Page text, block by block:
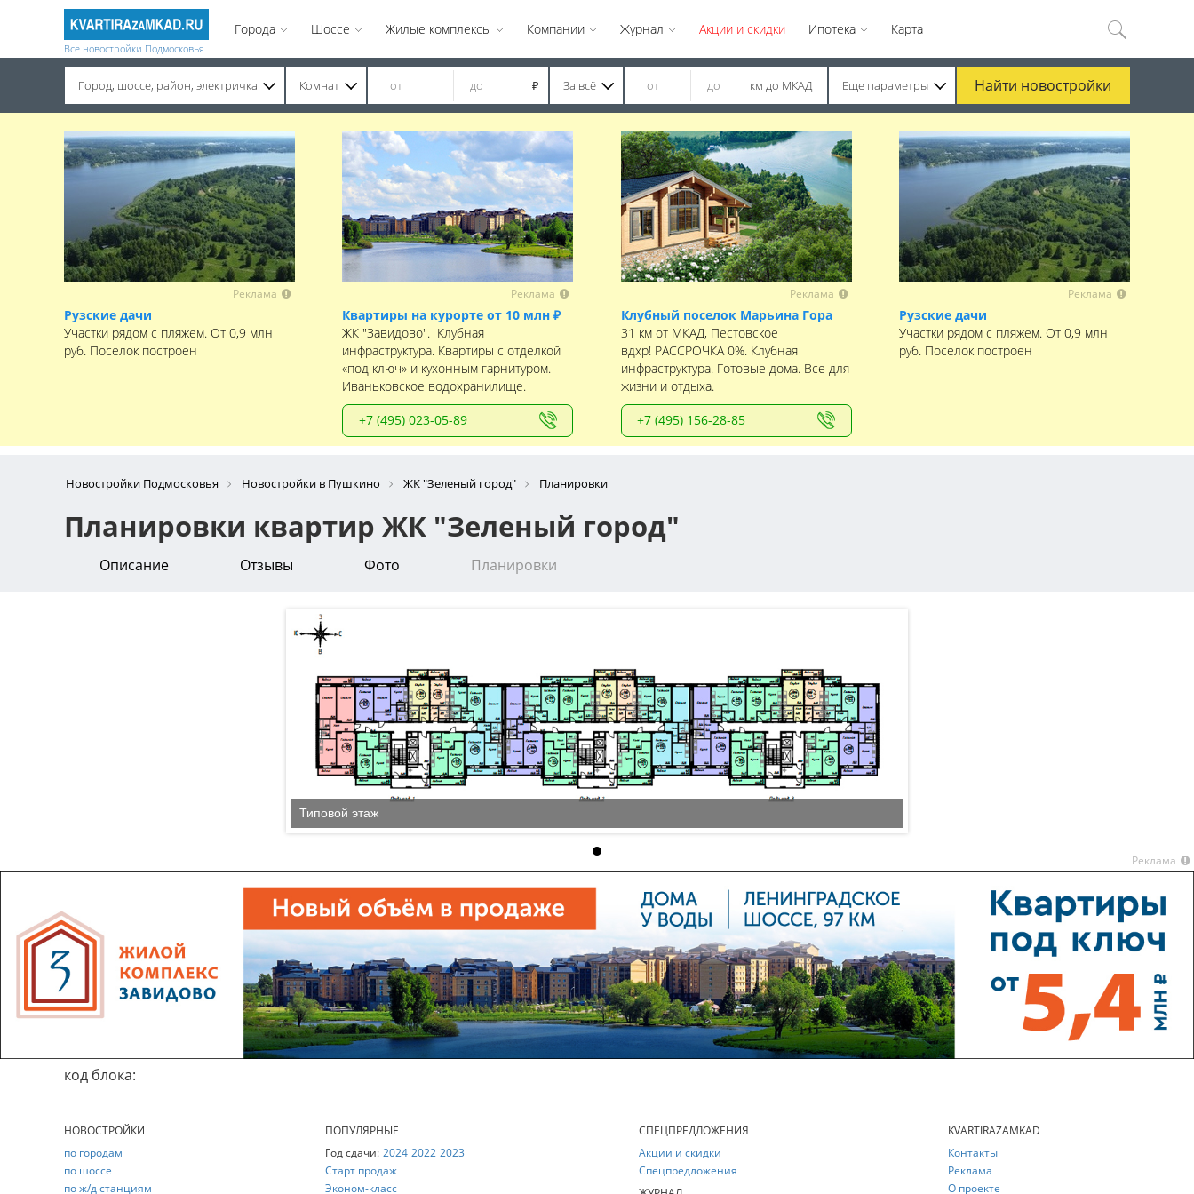
Все новостройки Подмосковья
Города Шоссе Жилые комплексы Компании Журнал Акции и скидки Ипотека Карта
Город, шоссе, район, электричка Комнат ₽ За всё км до МКАД Еще параметры Найти новостройки
Реклама
Рузские дачи
Участки рядом с пляжем. От 0,9 млн
руб. Поселок построен
Реклама
Квартиры на курорте от 10 млн ₽
ЖК "Завидово". Клубная
инфраструктура. Квартиры с отделкой
«под ключ» и кухонным гарнитуром.
Иваньковское водохранилище.
+7 (495) 023-05-89
Реклама
Клубный поселок Марьина Гора
31 км от МКАД, Пестовское
вдхр! РАССРОЧКА 0%. Клубная
инфраструктура. Готовые дома. Все для
жизни и отдыха.
+7 (495) 156-28-85
Реклама
Рузские дачи
Участки рядом с пляжем. От 0,9 млн
руб. Поселок построен
Новостройки Подмосковья Новостройки в Пушкино ЖК "Зеленый город" Планировки
Планировки квартир ЖК "Зеленый город"
Описание Отзывы Фото Планировки
Типовой этаж
Реклама
код блока:
НОВОСТРОЙКИ
по городам
по шоссе
по ж/д станциям
ПОПУЛЯРНЫЕ
Год сдачи: 2024 2022 2023
Старт продаж
Эконом-класс
СПЕЦПРЕДЛОЖЕНИЯ
Акции и скидки
Спецпредложения
KVARTIRAZAMKAD
Контакты
Реклама
О проекте